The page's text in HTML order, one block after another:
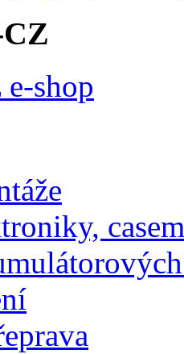
shop